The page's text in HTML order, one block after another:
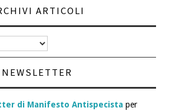
ARTICOLI
NEWSLETTER
di Manifesto Antispecista per